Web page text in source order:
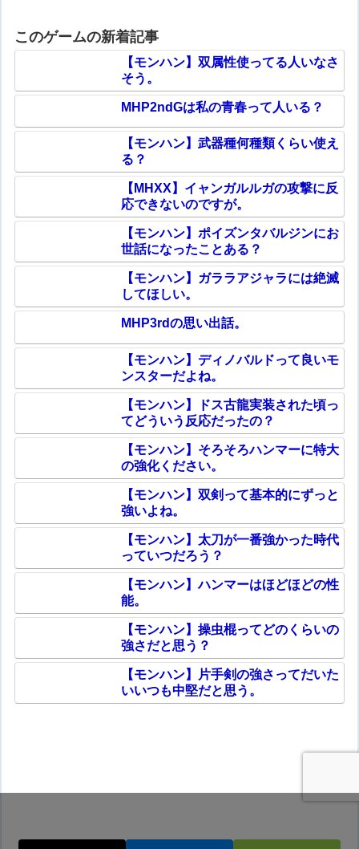
このゲームの新着記事
【モンハン】双属性使ってる人いなさ
そう。
MHP2ndGは私の青春って人いる？
【モンハン】武器種何種類くらい使え
る？
【MHXX】イャンガルルガの攻撃に反
応できないのですが。
【モンハン】ポイズンタバルジンにお
世話になったことある？
【モンハン】ガララアジャラには絶滅
してほしい。
MHP3rdの思い出話。
【モンハン】ディノバルドって良いモ
ンスターだよね。
【モンハン】ドス古龍実装された頃っ
てどういう反応だったの？
【モンハン】そろそろハンマーに特大
の強化ください。
【モンハン】双剣って基本的にずっと
強いよね。
【モンハン】太刀が一番強かった時代
っていつだろう？
【モンハン】ハンマーはほどほどの性
能。
【モンハン】操虫棍ってどのくらいの
強さだと思う？
【モンハン】片手剣の強さってだいた
いいつも中堅だと思う。